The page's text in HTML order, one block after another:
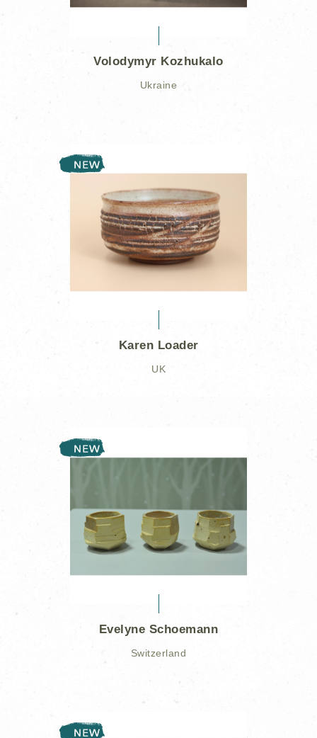
Volodymyr Kozhukalo
Ukraine
Karen Loader
UK
Evelyne Schoemann
Switzerland